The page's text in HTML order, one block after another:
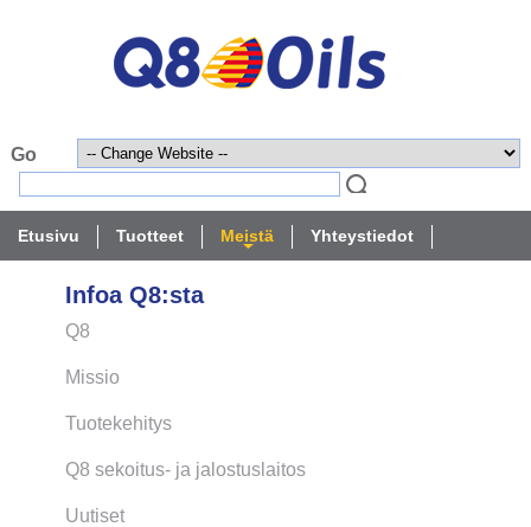
Etusivu Tuotteet Meistä Yhteystiedot
Infoa Q8:sta
Q8
Missio
Tuotekehitys
Q8 sekoitus- ja jalostuslaitos
Uutiset